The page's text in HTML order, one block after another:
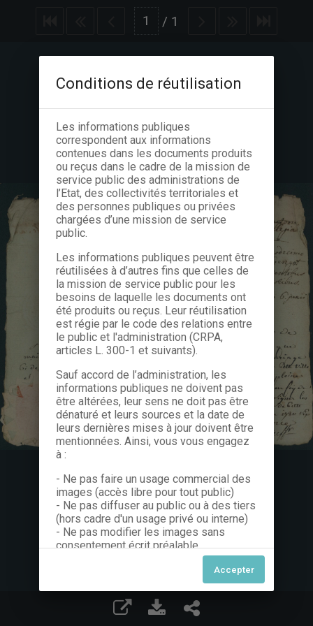
/ 1
Conditions de réutilisation
Les informations publiques
correspondent aux informations
contenues dans les documents produits
ou reçus dans le cadre de la mission de
service public des administrations de
l’Etat, des collectivités territoriales et
des personnes publiques ou privées
chargées d’une mission de service
public.
Les informations publiques peuvent être
réutilisées à d’autres fins que celles de
la mission de service public pour les
besoins de laquelle les documents ont
été produits ou reçus. Leur réutilisation
est régie par le code des relations entre
le public et l'administration (CRPA,
articles L. 300-1 et suivants).
Sauf accord de l’administration, les
informations publiques ne doivent pas
être altérées, leur sens ne doit pas être
dénaturé et leurs sources et la date de
leurs dernières mises à jour doivent être
mentionnées. Ainsi, vous vous engagez
à :
- Ne pas faire un usage commercial des
images (accès libre pour tout public)
- Ne pas diffuser au public ou à des tiers
(hors cadre d'un usage privé ou interne)
- Ne pas modifier les images sans
consentement écrit préalable
Dans le cas contraire, nous vous invitons
à nous contacter afin de solliciter le type
de Licence souhaitée parmi celles
proposées et le cas échéant, acquitter